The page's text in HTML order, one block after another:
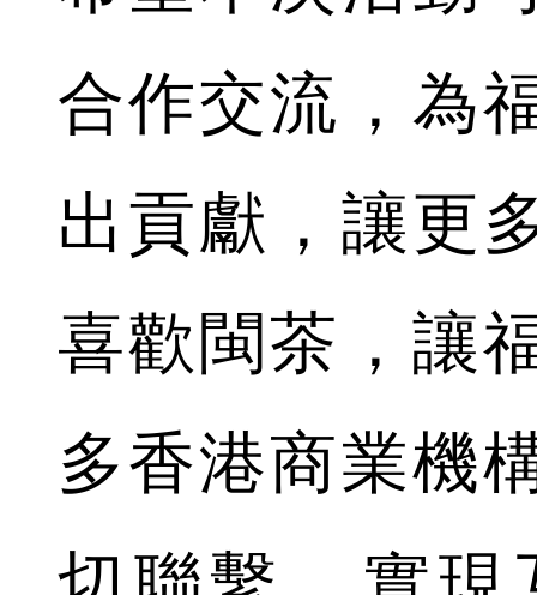
合作交流，為
出貢獻，讓更
喜歡閩茶，讓
多香港商業機